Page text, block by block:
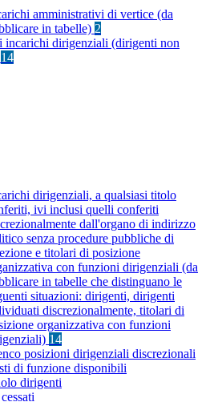
amministrativi di vertice (da
in tabelle) 2
incarichi dirigenziali (dirigenti non
14
dirigenziali, a qualsiasi titolo
ivi inclusi quelli conferiti
dall'organo di indirizzo
senza procedure pubbliche di
e titolari di posizione
con funzioni dirigenziali (da
in tabelle che distinguano le
situazioni: dirigenti, dirigenti
discrezionalmente, titolari di
organizzativa con funzioni
14
posizioni dirigenziali discrezionali
di funzione disponibili
dirigenti